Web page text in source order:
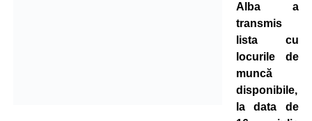
Alba a
transmis
lista cu
locurile de
muncă
disponibile,
la data de